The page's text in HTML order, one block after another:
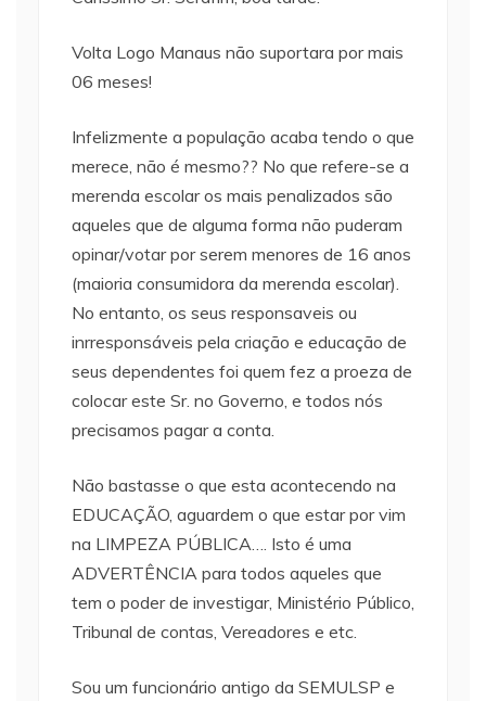
Volta Logo Manaus não suportara por mais
06 meses!
Infelizmente a população acaba tendo o que
merece, não é mesmo?? No que refere-se a
merenda escolar os mais penalizados são
aqueles que de alguma forma não puderam
opinar/votar por serem menores de 16 anos
(maioria consumidora da merenda escolar).
No entanto, os seus responsaveis ou
inrresponsáveis pela criação e educação de
seus dependentes foi quem fez a proeza de
colocar este Sr. no Governo, e todos nós
precisamos pagar a conta.
Não bastasse o que esta acontecendo na
EDUCAÇÃO, aguardem o que estar por vim
na LIMPEZA PÚBLICA…. Isto é uma
ADVERTÊNCIA para todos aqueles que
tem o poder de investigar, Ministério Público,
Tribunal de contas, Vereadores e etc.
Sou um funcionário antigo da SEMULSP e